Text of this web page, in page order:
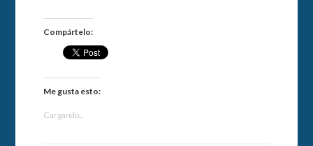
Compártelo:
Me gusta esto:
Cargando...